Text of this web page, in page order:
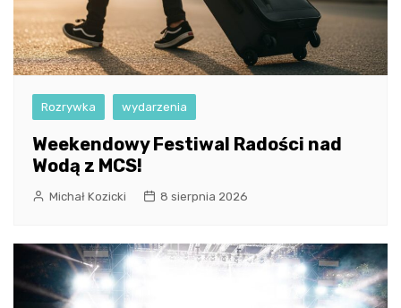
Rozrywka wydarzenia
Weekendowy Festiwal Radości nad
Wodą z MCS!
Michał Kozicki 8 sierpnia 2026